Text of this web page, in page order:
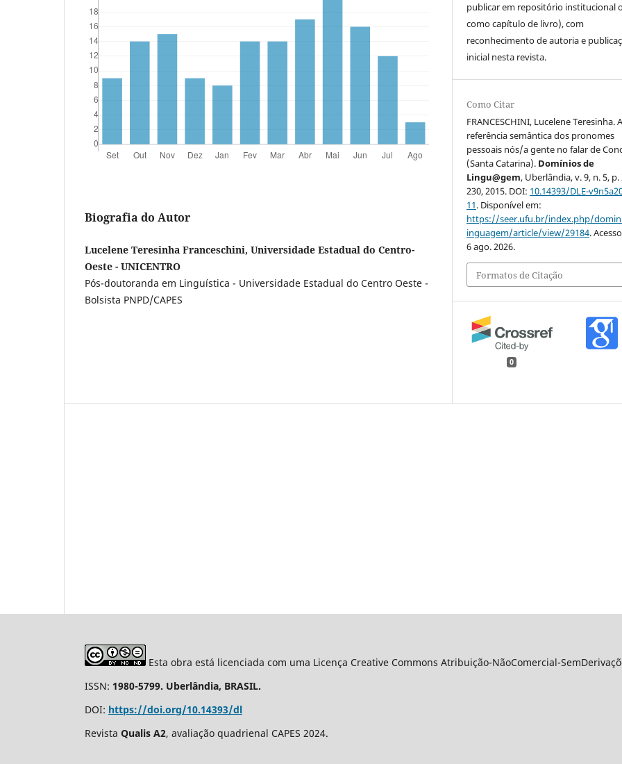
Biografia do Autor
Lucelene Teresinha Franceschini, Universidade Estadual do Centro-
Oeste - UNICENTRO
Pós-doutoranda em Linguística - Universidade Estadual do Centro Oeste -
Bolsista PNPD/CAPES
publicar em repositório institucional
como capítulo de livro), com
reconhecimento de autoria e
inicial nesta revista.
Como Citar
FRANCESCHINI, Lucelene Teresinha.
referência semântica dos pronomes
pessoais nós/a gente no falar de
(Santa Catarina). Domínios de
Lingu@gem, Uberlândia, v. 9, n. 5, p.
230, 2015. DOI: 10.14393/DLE-
11. Disponível em:
https://seer.ufu.br/index.php/
inguagem/article/view/29184.
6 ago. 2026.
Formatos de Citação
0
Esta obra está licenciada com uma Licença Creative Commons Atribuição-NãoComercial-
ISSN: 1980-5799. Uberlândia, BRASIL.
DOI: https://doi.org/10.14393/dl
Revista Qualis A2, avaliação quadrienal CAPES 2024.